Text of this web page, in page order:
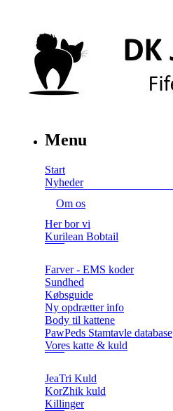
Menu
Start
Nyheder
Om os
Her bor vi
Kurilean Bobtail
Farver - EMS koder
Sundhed
Købsguide
Ny opdrætter info
Body til kattene
PawPeds Stamtavle database
Vores katte & kuld
JeaTri Kuld
KorZhik kuld
Killinger